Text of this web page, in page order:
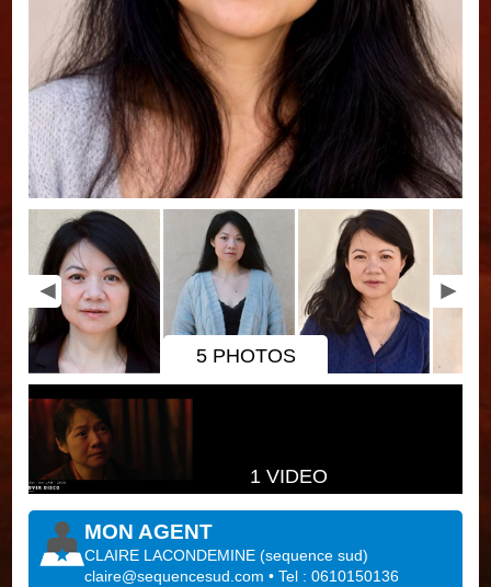
5 PHOTOS
1 VIDEO
MON AGENT
CLAIRE LACONDEMINE (sequence sud)
claire@sequencesud.com • Tel : 0610150136